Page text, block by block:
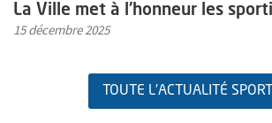
La Ville met à l'honneur les
15 décembre 2025
TOUTE L'ACTUALITÉ